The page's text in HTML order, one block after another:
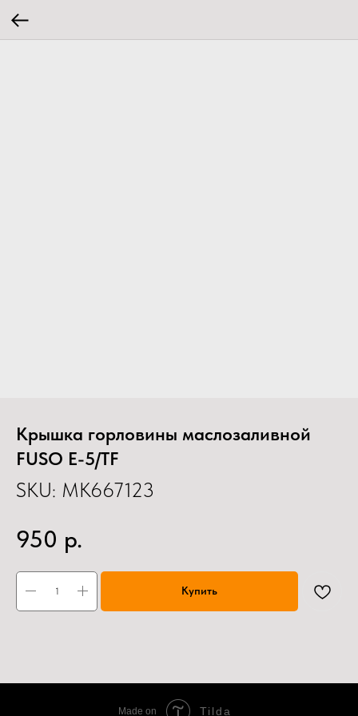
Крышка горловины маслозаливной
FUSO E-5/TF
SKU: MK667123
950 р.
Купить
Made on Tilda